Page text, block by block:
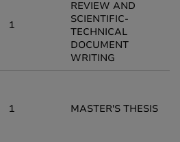
1
REVIEW AND
SCIENTIFIC-
TECHNICAL
DOCUMENT
WRITING
1 MASTER'S THESIS